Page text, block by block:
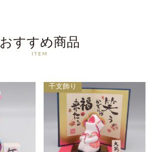
おすすめ商品
ITEM
干支飾り